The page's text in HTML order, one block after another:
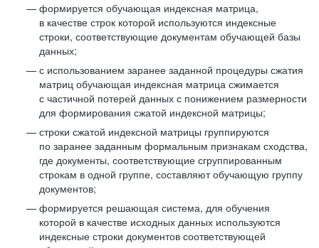
формируется обучающая индексная матрица,
в качестве строк которой используются индексные
строки, соответствующие документам обучающей базы
данных;
с использованием заранее заданной процедуры сжатия
матриц обучающая индексная матрица сжимается
с частичной потерей данных с понижением размерности
для формирования сжатой индексной матрицы;
строки сжатой индексной матрицы группируются
по заранее заданным формальным признакам сходства,
где документы, соответствующие сгруппированным
строкам в одной группе, составляют обучающую группу
документов;
формируется решающая система, для обучения
которой в качестве исходных данных используются
индексные строки документов соответствующей